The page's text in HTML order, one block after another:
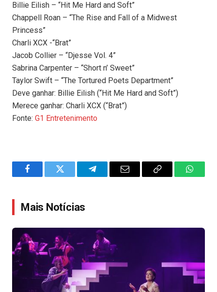
Billie Eilish – “Hit Me Hard and Soft”
Chappell Roan – “The Rise and Fall of a Midwest
Princess”
Charli XCX -“Brat”
Jacob Collier – “Djesse Vol. 4”
Sabrina Carpenter – “Short n’ Sweet”
Taylor Swift – “The Tortured Poets Department”
Deve ganhar: Billie Eilish (“Hit Me Hard and Soft”)
Merece ganhar: Charli XCX (“Brat”)
Fonte: G1 Entretenimento
FacebookTwitter TelegramEmail
Copy
Mais Notícias